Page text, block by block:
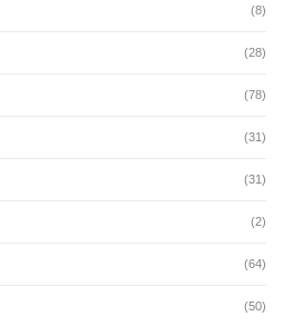
(8)
(28)
(78)
(31)
(31)
(2)
(64)
(50)